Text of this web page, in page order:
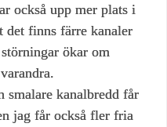
också upp mer plats i
det finns färre kanaler
ökar om
smalare kanalbredd får
jag får också fler fria